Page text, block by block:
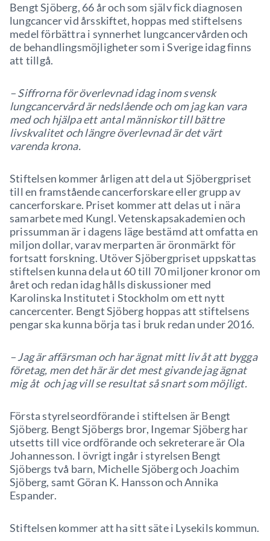
Bengt Sjöberg, 66 år och som själv fick diagnosen
lungcancer vid årsskiftet, hoppas med stiftelsens
medel förbättra i synnerhet lungcancervården och
de behandlingsmöjligheter som i Sverige idag finns
att tillgå.
– Siffrorna för överlevnad idag inom svensk
lungcancervård är nedslående och om jag kan vara
med och hjälpa ett antal människor till bättre
livskvalitet och längre överlevnad är det värt
varenda krona.
Stiftelsen kommer årligen att dela ut Sjöbergpriset
till en framstående cancerforskare eller grupp av
cancerforskare. Priset kommer att delas ut i nära
samarbete med Kungl. Vetenskapsakademien och
prissumman är i dagens läge bestämd att omfatta en
miljon dollar, varav merparten är öronmärkt för
fortsatt forskning. Utöver Sjöbergpriset uppskattas
stiftelsen kunna dela ut 60 till 70 miljoner kronor om
året och redan idag hålls diskussioner med
Karolinska Institutet i Stockholm om ett nytt
cancercenter. Bengt Sjöberg hoppas att stiftelsens
pengar ska kunna börja tas i bruk redan under 2016.
– Jag är affärsman och har ägnat mitt liv åt att bygga
företag, men det här är det mest givande jag ägnat
mig åt och jag vill se resultat så snart som möjligt.
Första styrelseordförande i stiftelsen är Bengt
Sjöberg. Bengt Sjöbergs bror, Ingemar Sjöberg har
utsetts till vice ordförande och sekreterare är Ola
Johannesson. I övrigt ingår i styrelsen Bengt
Sjöbergs två barn, Michelle Sjöberg och Joachim
Sjöberg, samt Göran K. Hansson och Annika
Espander.
Stiftelsen kommer att ha sitt säte i Lysekils kommun.